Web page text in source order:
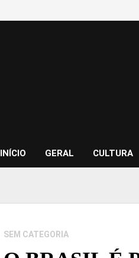
INÍCIO GERAL CULTURA
SEM CATEGORIA